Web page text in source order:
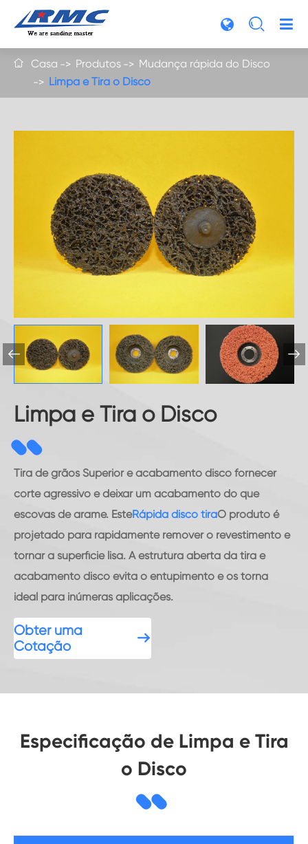

 Casa Produtos
Mudança rápida do Disco
Limpa e Tira o Disco


Limpa e Tira o Disco
Tira de grãos Superior e acabamento disco fornecer
corte agressivo e deixar um acabamento do que
escovas de arame. EsteRápida disco tiraO produto é
projetado para rapidamente remover o revestimento e
tornar a superfície lisa. A estrutura aberta da tira e
acabamento disco evita o entupimento e os torna
ideal para inúmeras aplicações.
Obter uma
Cotação

Especificação de Limpa e Tira
o Disco